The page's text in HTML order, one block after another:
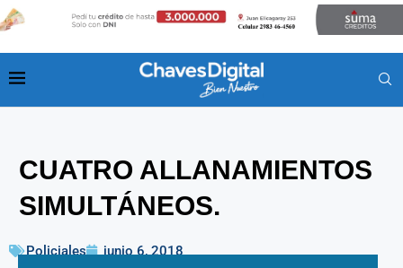
CUATRO ALLANAMIENTOS
SIMULTÁNEOS.
Policiales junio 6, 2018